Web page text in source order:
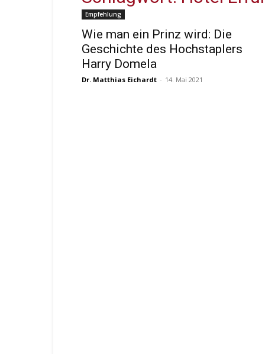
Empfehlung
Wie man ein Prinz wird: Die
Geschichte des Hochstaplers
Harry Domela
Dr. Matthias Eichardt - 14. Mai 2021